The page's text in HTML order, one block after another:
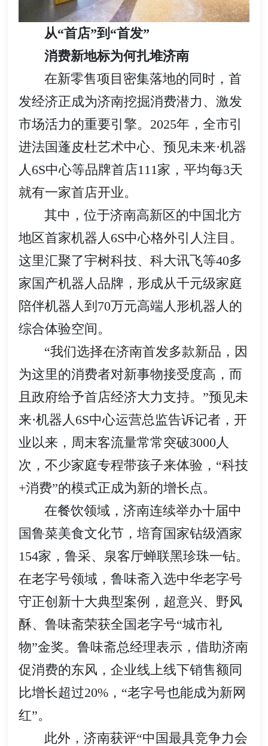
从“首店”到“首发”
消费新地标为何扎堆济南
在新零售项目密集落地的同时，首
发经济正成为济南挖掘消费潜力、激发
市场活力的重要引擎。2025年，全市引
进法国蓬皮杜艺术中心、预见未来·机器
人6S中心等品牌首店111家，平均每3天
就有一家首店开业。
其中，位于济南高新区的中国北方
地区首家机器人6S中心格外引人注目。
这里汇聚了宇树科技、科大讯飞等40多
家国产机器人品牌，形成从千元级家庭
陪伴机器人到70万元高端人形机器人的
综合体验空间。
“我们选择在济南首发多款新品，因
为这里的消费者对新事物接受度高，而
且政府给予首店经济大力支持。”预见未
来·机器人6S中心运营总监告诉记者，开
业以来，周末客流量常常突破3000人
次，不少家庭专程带孩子来体验，“科技
+消费”的模式正成为新的增长点。
在餐饮领域，济南连续举办十届中
国鲁菜美食文化节，培育国家钻级酒家
154家，鲁采、泉客厅蝉联黑珍珠一钻。
在老字号领域，鲁味斋入选中华老字号
守正创新十大典型案例，超意兴、野风
酥、鲁味斋荣获全国老字号“城市礼
物”金奖。鲁味斋总经理表示，借助济南
促消费的东风，企业线上线下销售额同
比增长超过20%，“老字号也能成为新网
红”。
此外，济南获评“中国最具竞争力会